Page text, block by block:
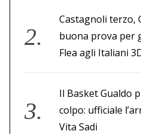
Castagnoli terzo,
buona prova per
Flea agli Italiani
Il Basket Gualdo
colpo: ufficiale
Vita Sadi